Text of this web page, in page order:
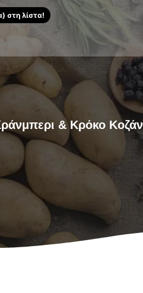
στη λίστα!
& Κρόκο